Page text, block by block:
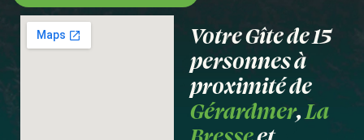
Votre Gîte de 15
personnes à
proximité de
Gérardmer, La